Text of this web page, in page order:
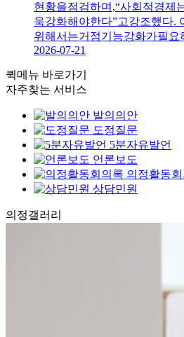
현황을점검하며,“사회적경제
욱강화해야한다”고강조했다.
위해서는거점기능강화가필
2026-07-21
퀵메뉴 바로가기
자주찾는 서비스
발의의안
도정질문
5분자유발언
언론보도
의정활동
상담민원
의정갤러리